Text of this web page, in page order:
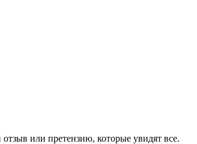
или претензию, которые увидят все.